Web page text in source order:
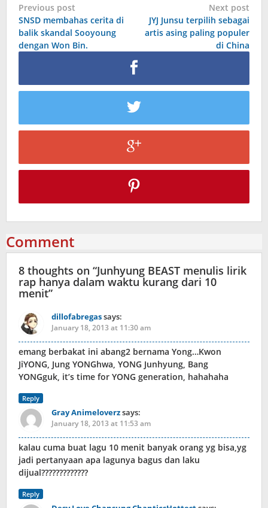
Post
navigation
Previous post
SNSD membahas cerita di
balik skandal Sooyoung
dengan Won Bin.
Next post
JYJ Junsu terpilih sebagai
artis asing paling populer
di China
Comment
8 thoughts on “Junhyung BEAST menulis lirik
rap hanya dalam waktu kurang dari 10
menit”
dillofabregassays:
January 18, 2013 at 11:30 am
emang berbakat ini abang2 bernama Yong…Kwon
JiYONG, Jung YONGhwa, YONG Junhyung, Bang
YONGguk, it’s time for YONG generation, hahahaha
Reply
Gray Animeloverzsays:
January 18, 2013 at 11:53 am
kalau cuma buat lagu 10 menit banyak orang yg bisa,yg
jadi pertanyaan apa lagunya bagus dan laku
dijual?????????????
Reply